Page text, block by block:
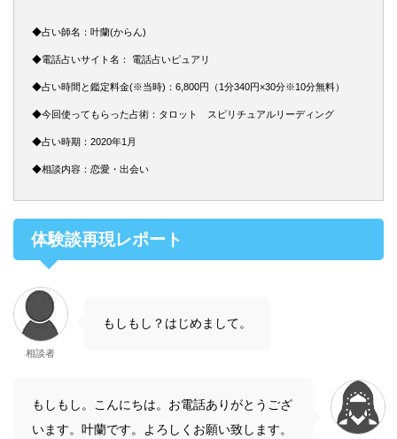
◆占い師名：叶蘭(からん)
◆電話占いサイト名： 電話占いピュアリ
◆占い時間と鑑定料金(※当時)：6,800円（1分340円×30分※10分無料）
◆今回使ってもらった占術：タロット スピリチュアルリーディング
◆占い時期：2020年1月
◆相談内容：恋愛・出会い
体験談再現レポート
相談者
もしもし？はじめまして。
もしもし。こんにちは。お電話ありがとうござ
います。叶蘭です。よろしくお願い致します。